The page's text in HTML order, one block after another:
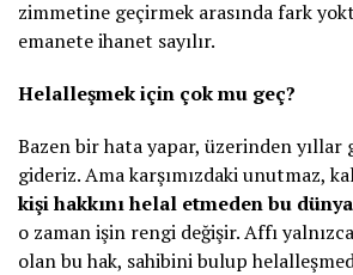
zimmetine geçirmek arasında fark
emanete ihanet sayılır.
Helalleşmek için çok mu geç?
Bazen bir hata yapar, üzerinden yıllar
gideriz. Ama karşımızdaki unutmaz,
kişi hakkını helal etmeden bu
o zaman işin rengi değişir. Affı
olan bu hak, sahibini bulup